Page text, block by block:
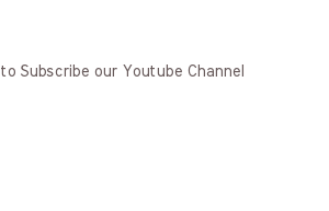
to Subscribe our Youtube Channel